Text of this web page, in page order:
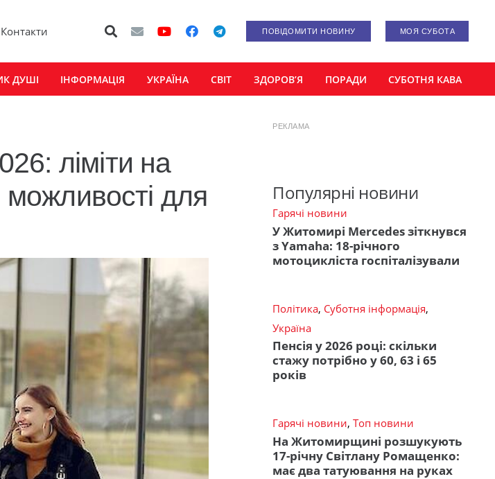
Контакти ПОВІДОМИТИ НОВИНУ МОЯ СУБОТА
ДУШІ ІНФОРМАЦІЯ УКРАЇНА СВІТ ЗДОРОВ’Я ПОРАДИ СУБОТНЯ КАВА
ліміти на
можливості для
РЕКЛАМА
Популярні новини
Гарячі новини
У Житомирі Mercedes зіткнувся
з Yamaha: 18-річного
мотоцикліста госпіталізували
Політика, Суботня інформація,
Україна
Пенсія у 2026 році: скільки
стажу потрібно у 60, 63 і 65
років
Гарячі новини, Топ новини
На Житомирщині розшукують
17-річну Світлану Ромащенко:
має два татуювання на руках